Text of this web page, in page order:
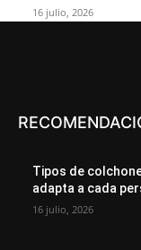
16 julio, 2026
Tipos de
adapta a cada
16 julio, 2026